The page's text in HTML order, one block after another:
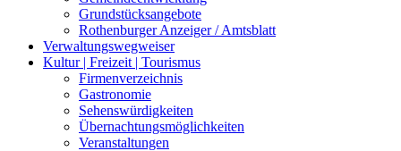
Grundstücksangebote
Rothenburger Anzeiger / Amtsblatt
Verwaltungswegweiser
Kultur | Freizeit | Tourismus
Firmenverzeichnis
Gastronomie
Sehenswürdigkeiten
Übernachtungsmöglichkeiten
Veranstaltungen